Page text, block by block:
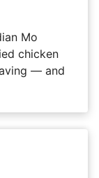
Mo
chicken
— and